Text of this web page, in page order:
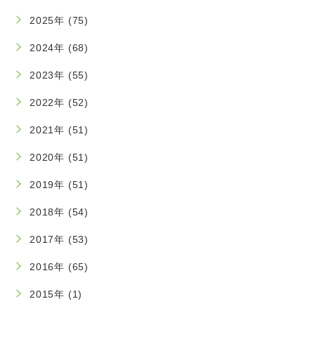
2025年 (75)
2024年 (68)
2023年 (55)
2022年 (52)
2021年 (51)
2020年 (51)
2019年 (51)
2018年 (54)
2017年 (53)
2016年 (65)
2015年 (1)